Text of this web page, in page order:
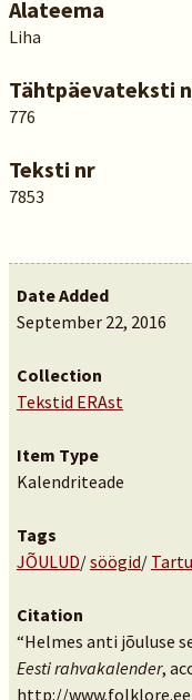
Alateema
Liha
Tähtpäevateksti
776
Teksti nr
7853
Date Added
September 22, 2016
Collection
Tekstid ERAst
Item Type
Kalendriteade
Tags
JÕULUD/söögid/
Citation
“Helmes anti jõuluse
Eesti rahvakalender,
http://